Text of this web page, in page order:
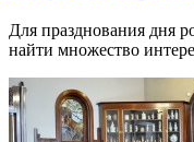
Для празднования дня
найти множество